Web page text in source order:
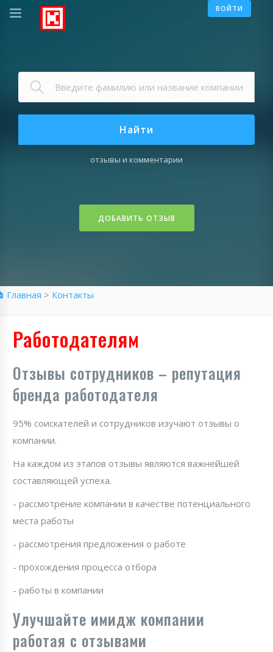
ВОЙТИ
Найти
отзывы и комментарии
ДОБАВИТЬ ОТЗЫВ
Главная > Контакты
Работодателям
Отзывы сотрудников – репутация
бренда работодателя
95% соискателей и сотрудников изучают отзывы о
компании.
На каждом из этапов отзывы являются важнейшей
составляющей успеха.
- рассмотрение компании в качестве потенциального
места работы
- рассмотрения предложения о работе
- прохождения процесса отбора
- работы в компании
Улучшайте имидж компании
работая с отзывами